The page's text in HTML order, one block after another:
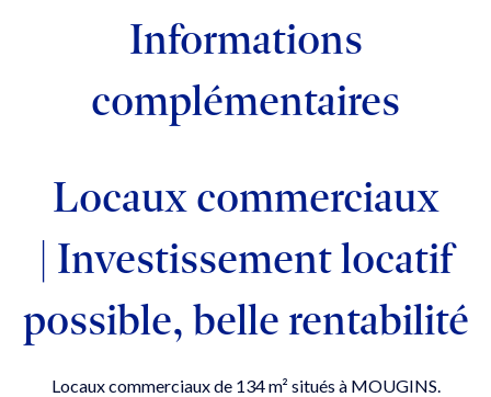
Informations
complémentaires
Locaux commerciaux
| Investissement locatif
possible, belle rentabilité
Locaux commerciaux de 134 m² situés à MOUGINS.